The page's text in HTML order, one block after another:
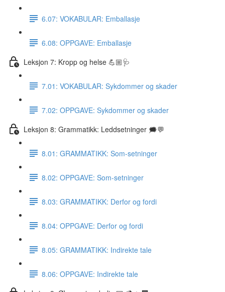
6.07: VOKABULAR: Emballasje
6.08: OPPGAVE: Emballasje
Leksjon 7: Kropp og helse 💪🏼🩺
7.01: VOKABULAR: Sykdommer og skader
7.02: OPPGAVE: Sykdommer og skader
Leksjon 8: Grammatikk: Leddsetninger 🗯💬
8.01: GRAMMATIKK: Som-setninger
8.02: OPPGAVE: Som-setninger
8.03: GRAMMATIKK: Derfor og fordi
8.04: OPPGAVE: Derfor og fordi
8.05: GRAMMATIKK: Indirekte tale
8.06: OPPGAVE: Indirekte tale